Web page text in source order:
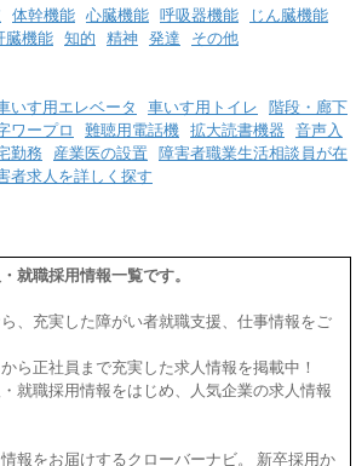
体幹機能 心臓機能 呼吸器機能
じん臓機能
臓機能 知的 精神 発達 その他
いす用エレベータ 車いす用トイレ
階段・廊下
ワープロ 難聴用電話機 拡大読書機器
音声入
勤務 産業医の設置
障害者職業生活相談員が在
者求人を詳しく探す
就職採用情報一覧です。
、充実した障がい者就職支援、仕事情報をご
ら正社員まで充実した求人情報を掲載中！
就職採用情報をはじめ、人気企業の求人情報
報をお届けするクローバーナビ。 新卒採用か